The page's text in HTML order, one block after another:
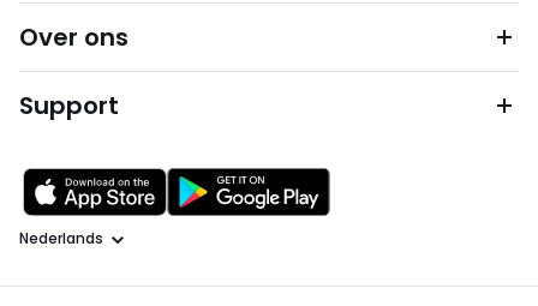
Over ons
Support
Taal